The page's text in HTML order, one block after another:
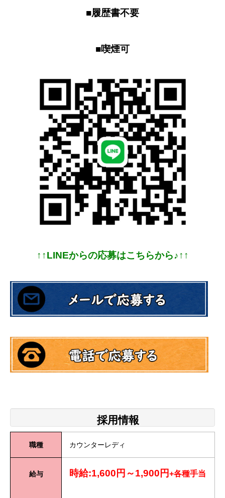
■履歴書不要
■喫煙可
↑↑LINEからの応募はこちらから♪↑↑
採用情報
職種 カウンターレディ
給与 時給:1,600円～1,900円+各種手当